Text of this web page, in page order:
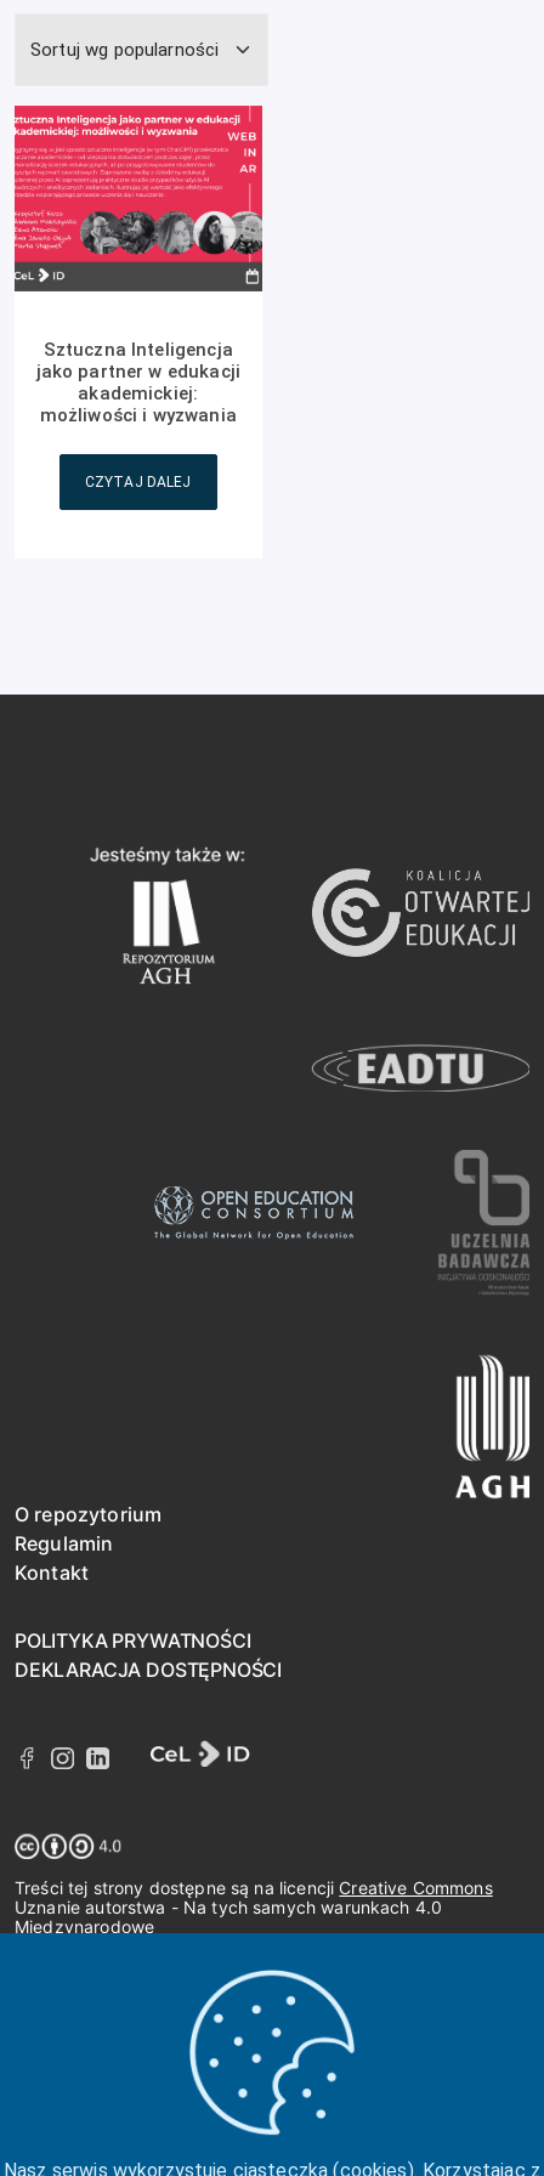
Sztuczna Inteligencja
jako partner w edukacji
akademickiej:
możliwości i wyzwania
CZYTAJ DALEJ
O repozytorium
Regulamin
Kontakt
POLITYKA PRYWATNOŚCI
DEKLARACJA DOSTĘPNOŚCI
Treści tej strony dostępne są na licencji Creative Commons
Uznanie autorstwa - Na tych samych warunkach 4.0
Międzynarodowe
Nasz serwis wykorzystuje ciasteczka (cookies). Korzystając z